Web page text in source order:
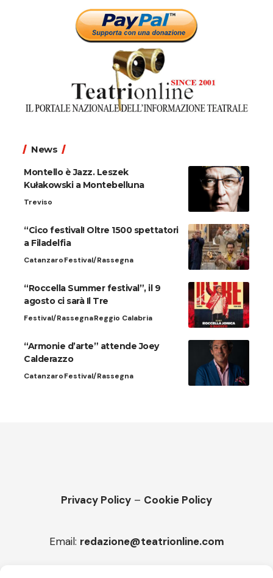
News
Montello è Jazz. Leszek
Kułakowski a Montebelluna
Treviso
“Cico festival! Oltre 1500 spettatori
a Filadelfia
CatanzaroFestival/Rassegna
“Roccella Summer festival”, il 9
agosto ci sarà Il Tre
Festival/RassegnaReggio Calabria
“Armonie d’arte” attende Joey
Calderazzo
CatanzaroFestival/Rassegna
Privacy Policy – Cookie Policy
Email: redazione@teatrionline.com